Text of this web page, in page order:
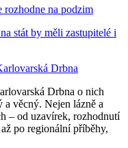
rozhodne na podzim
stát by měli zastupitelé i
Drbna
Drbna o nich
věcný. Nejen lázně a
– od uzavírek, rozhodnutí
po regionální příběhy,